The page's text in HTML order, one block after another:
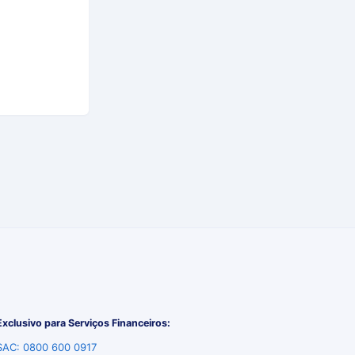
para Serviços Financeiros:
0800 600 0917